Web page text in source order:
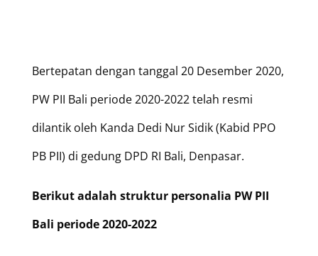
Bertepatan dengan tanggal 20 Desember 2020,
PW PII Bali periode 2020-2022 telah resmi
dilantik oleh Kanda Dedi Nur Sidik (Kabid PPO
PB PII) di gedung DPD RI Bali, Denpasar.
Berikut adalah struktur personalia PW PII
Bali periode 2020-2022